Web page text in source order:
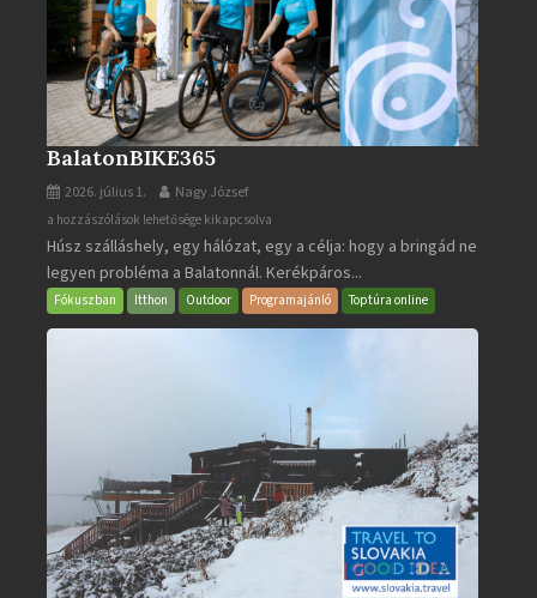
BalatonBIKE365
2026. július 1. Nagy József
BalatonBIKE365
bejegyzéshez
a hozzászólások lehetősége kikapcsolva
Húsz szálláshely, egy hálózat, egy a célja: hogy a bringád ne
legyen probléma a Balatonnál. Kerékpáros...
Fókuszban Itthon Outdoor Programajánló Toptúra online